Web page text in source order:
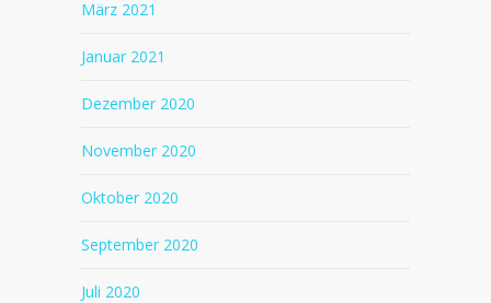
März 2021
Januar 2021
Dezember 2020
November 2020
Oktober 2020
September 2020
Juli 2020